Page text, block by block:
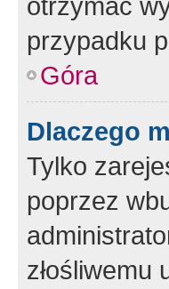
przypadku
Góra
Dlaczego
Tylko
poprzez